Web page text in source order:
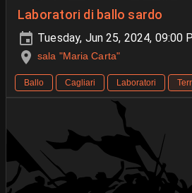
Laboratori di ballo sardo
Tuesday, Jun 25, 2024, 09:00
sala "Maria Carta"
Ballo Cagliari Laboratori